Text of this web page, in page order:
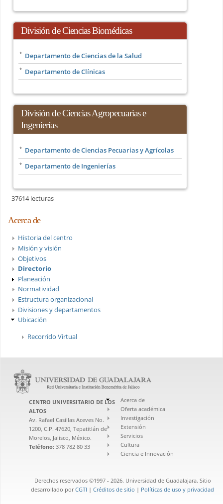
División de Ciencias Biomédicas
Departamento de Ciencias de la Salud
Departamento de Clínicas
División de Ciencias Agropecuarias e
Ingenierías
Departamento de Ciencias Pecuarias y Agrícolas
Departamento de Ingenierías
37614 lecturas
Acerca de
Historia del centro
Misión y visión
Objetivos
Directorio
Planeación
Normatividad
Estructura organizacional
Divisiones y departamentos
Ubicación
Recorrido Virtual
CENTRO UNIVERSITARIO DE LOS
ALTOS
Av. Rafael Casillas Aceves No.
1200, C.P. 47620, Tepatitlán de
Morelos, Jalisco, México.
Teléfono: 378 782 80 33
Acerca de
Oferta académica
Investigación
Extensión
Servicios
Cultura
Ciencia e Innovación
Derechos reservados ©1997 - 2026. Universidad de Guadalajara. Sitio
desarrollado porCGTI | Créditos de sitio | Políticas de uso y privacidad